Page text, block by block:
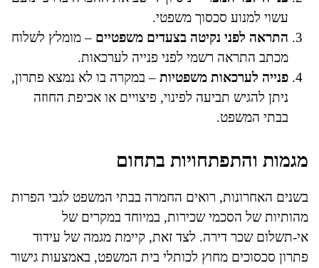
עשוי למנוע סכסוך משפטי.
התראה לפני נקיטה בצעדים משפטיים – מומלץ לשלוח
מכתב התראה רשמי לפני פנייה לערכאות.
פנייה לערכאות משפטיות – במקרה בו לא נמצא פתרון,
ניתן להגיש תביעה לפינוי, פיצויים או אכיפת החוזה
בבתי המשפט.
מגמות והתפתחויות בתחום
בשנים האחרונות, רואים החמרה בבתי המשפט לגבי הפרות
מהותיות של הסכמי שכירות, במיוחד במקרים של
אי-תשלום שכר דירה. לצד זאת, קיימת מגמה של עידוד
פתרון סכסוכים מחוץ לכותלי בית המשפט, באמצעות גישור